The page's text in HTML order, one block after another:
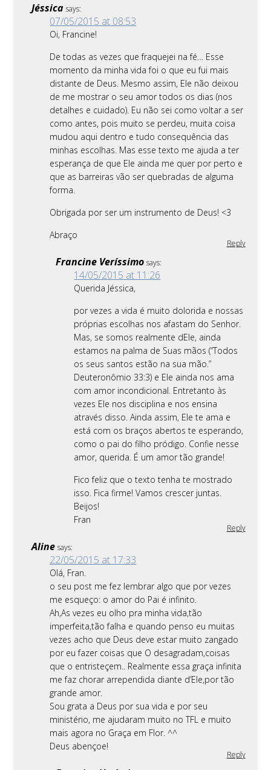
Jéssica says:
07/05/2015 at 08:53
Oi, Francine!
De todas as vezes que fraquejei na fé… Esse
momento da minha vida foi o que eu fui mais
distante de Deus. Mesmo assim, Ele não deixou
de me mostrar o seu amor todos os dias (nos
detalhes e cuidado). Eu não sei como voltar a ser
como antes, pois muito se perdeu, muita coisa
mudou aqui dentro e tudo consequência das
minhas escolhas. Mas esse texto me ajuda a ter
esperança de que Ele ainda me quer por perto e
que as barreiras vão ser quebradas de alguma
forma.
Obrigada por ser um instrumento de Deus! <3
Abraço
Reply
Francine Veríssimo says:
14/05/2015 at 11:26
Querida Jéssica,
por vezes a vida é muito dolorida e nossas
próprias escolhas nos afastam do Senhor.
Mas, se somos realmente dEle, ainda
estamos na palma de Suas mãos (“Todos
os seus santos estão na sua mão.”
Deuteronômio 33:3) e Ele ainda nos ama
com amor incondicional. Entretanto às
vezes Ele nos disciplina e nos ensina
através disso. Ainda assim, Ele te ama e
está com os braços abertos te esperando,
como o pai do filho pródigo. Confie nesse
amor, querida. É um amor tão grande!
Fico feliz que o texto tenha te mostrado
isso. Fica firme! Vamos crescer juntas.
Beijos!
Fran
Reply
Aline says:
22/05/2015 at 17:33
Olá, Fran.
o seu post me fez lembrar algo que por vezes
me esqueço: o amor do Pai é infinito.
Ah,As vezes eu olho pra minha vida,tão
imperfeita,tão falha e quando penso eu muitas
vezes acho que Deus deve estar muito zangado
por eu fazer coisas que O desagradam,coisas
que o entristeçem.. Realmente essa graça infinita
me faz chorar arrependida diante d’Ele,por tão
grande amor.
Sou grata a Deus por sua vida e por seu
ministério, me ajudaram muito no TFL e muito
mais agora no Graça em Flor. ^^
Deus abençoe!
Reply